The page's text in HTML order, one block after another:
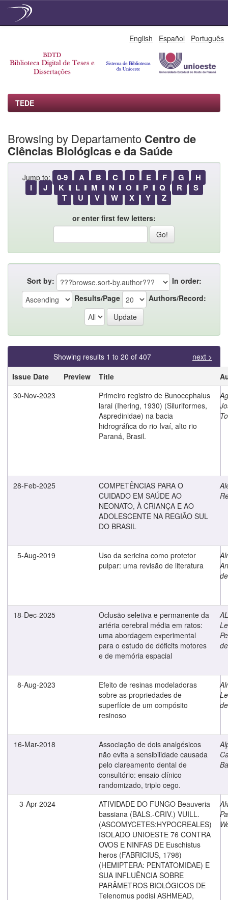
English Español Português
TEDE
Browsing by Departamento Centro de
Ciências Biológicas e da Saúde
Jump to: 0-9 A B C D E F G
H
I
J K L M N O P Q R
S
T
U V W X Y Z
or enter first few letters:
Sort by:
In order:
Results/Page
Authors/Record:
Showing results 1 to 20 of 407
next >
Issue Date
Preview Title
30-Nov-2023
Primeiro registro de Bunocephalus
larai (Ihering, 1930) (Siluriformes,
Aspredinidae) na bacia
hidrográfica do rio Ivaí, alto rio
Paraná, Brasil.
28-Feb-2025
COMPETÊNCIAS PARA O
CUIDADO EM SAÚDE AO
NEONATO, À CRIANÇA E AO
ADOLESCENTE NA REGIÃO SUL
DO BRASIL
5-Aug-2019
Uso da sericina como protetor
pulpar: uma revisão de literatura
de
18-Dec-2025
Oclusão seletiva e permanente da
artéria cerebral média em ratos:
uma abordagem experimental
para o estudo de déficits motores
e de memória espacial
de
8-Aug-2023
Efeito de resinas modeladoras
sobre as propriedades de
superfície de um compósito
resinoso
de
16-Mar-2018
Associação de dois analgésicos
não evita a sensibilidade causada
pelo clareamento dental de
consultório: ensaio clínico
randomizado, triplo cego.
3-Apr-2024
ATIVIDADE DO FUNGO Beauveria
bassiana (BALS.-CRIV.) VUILL.
(ASCOMYCETES:HYPOCREALES)
ISOLADO UNIOESTE 76 CONTRA
OVOS E NINFAS DE Euschistus
heros (FABRICIUS, 1798)
(HEMIPTERA: PENTATOMIDAE) E
SUA INFLUÊNCIA SOBRE
PARÂMETROS BIOLÓGICOS DE
Telenomus podisi ASHMEAD,